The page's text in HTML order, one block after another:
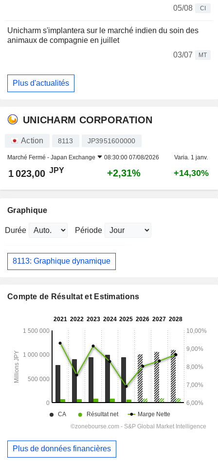
05/08 CI
Unicharm s'implantera sur le marché indien du soin des
animaux de compagnie en juillet
03/07
MT
Plus d'actualités
UNICHARM CORPORATION
Action 8113 JP3951600000
Marché Fermé - Japan Exchange 08:30:00 07/08/2026 Varia. 1 janv.
1 023,00 JPY +2,31% +14,30%
Graphique
Durée Période
8113: Graphique dynamique
Compte de Résultat et Estimations
Plus de données financières